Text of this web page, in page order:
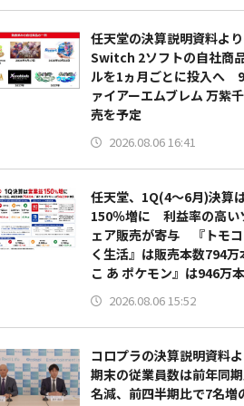
任天堂の決算説明資料よ
Switch 2ソフトの自社商
ルを1ヵ月ごとに投入へ
ァイアーエムブレム 万紫
売を予定
2026.08.06 16:41
任天堂、1Q(4～6月)決算
150％増に 利益率の高い
ェア販売が寄与 『トモ
く生活』は販売本数794万
こ あ ポケモン』は946万
2026.08.06 15:52
コロプラの決算説明資料
期末の従業員数は前年同
名減、前四半期比で7名増